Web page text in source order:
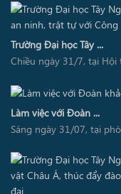
Trường Đại học Tây ...
Chiều ngày 31/7, tại
Làm việc với Đoàn ...
Sáng ngày 31/07, tại